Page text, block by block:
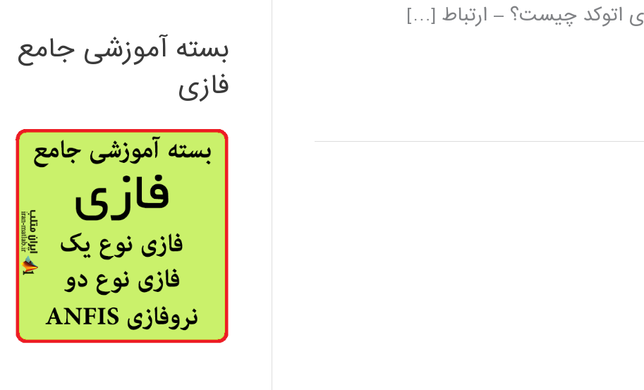
اتوکد چیست؟ – ارتباط […]
بسته آموزشی جامع
فازی